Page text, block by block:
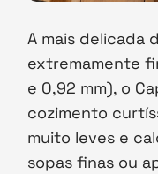
A mais delicada
extremamente
e 0,92 mm), o
cozimento
muito leves e
sopas finas ou